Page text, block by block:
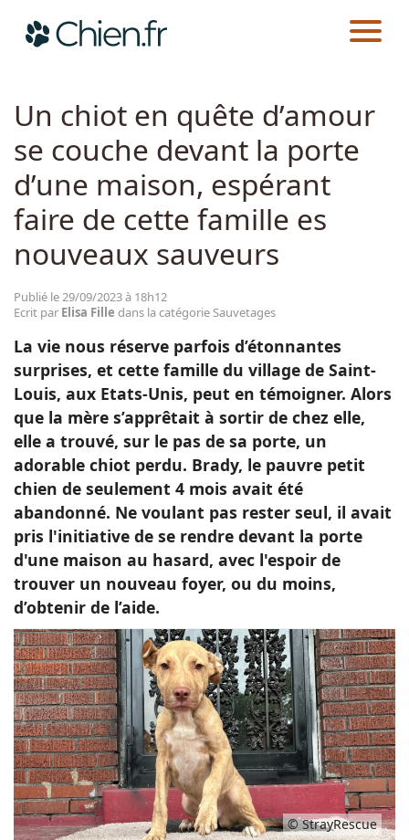
Races
Guides
CHIEN.FR ACTUALITÉS
Un chiot en quête d’amour
se couche devant la porte
d’une maison, espérant
faire de cette famille es
nouveaux sauveurs
Publié le 29/09/2023 à 18h12
Ecrit par Elisa Fille dans la catégorie Sauvetages
La vie nous réserve parfois d’étonnantes
surprises, et cette famille du village de Saint-
Louis, aux Etats-Unis, peut en témoigner. Alors
que la mère s’apprêtait à sortir de chez elle,
elle a trouvé, sur le pas de sa porte, un
adorable chiot perdu. Brady, le pauvre petit
chien de seulement 4 mois avait été
abandonné. Ne voulant pas rester seul, il avait
pris l'initiative de se rendre devant la porte
d'une maison au hasard, avec l'espoir de
trouver un nouveau foyer, ou du moins,
d’obtenir de l’aide.
© StrayRescue